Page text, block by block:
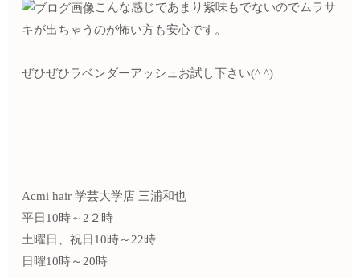
こんな感じであまり紫味もでないのでムラサ
キが出ちゃうのが怖い方も安心です。
ぜひぜひラベンダーアッシュお試し下さい(^ ^)
Acmi hair 学芸大学店 三浦和也
平日10時～2２時
土曜日、祝日10時～22時
日曜10時～20時